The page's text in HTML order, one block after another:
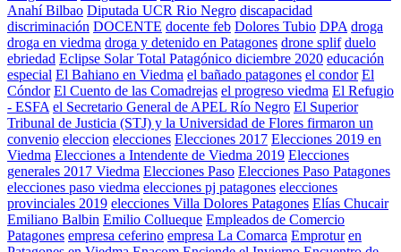
Anahí Bilbao Diputada UCR Rio Negro discapacidad
discriminación DOCENTE docente feb Dolores Tubio DPA droga
droga en viedma droga y detenido en Patagones drone splif duelo
ebriedad Eclipse Solar Total Patagónico diciembre 2020 educación
especial El Bahiano en Viedma el bañado patagones el condor El
Cóndor El Cuento de las Comadrejas el progreso viedma El Refugio
- ESFA el Secretario General de APEL Río Negro El Superior
Tribunal de Justicia (STJ) y la Universidad de Flores firmaron un
convenio eleccion elecciones Elecciones 2017 Elecciones 2019 en
Viedma Elecciones a Intendente de Viedma 2019 Elecciones
generales 2017 Viedma Elecciones Paso Elecciones Paso Patagones
elecciones paso viedma elecciones pj patagones elecciones
provinciales 2019 elecciones Villa Dolores Patagones Elías Chucair
Emiliano Balbin Emilio Collueque Empleados de Comercio
Patagones empresa ceferino empresa La Comarca Emprotur en